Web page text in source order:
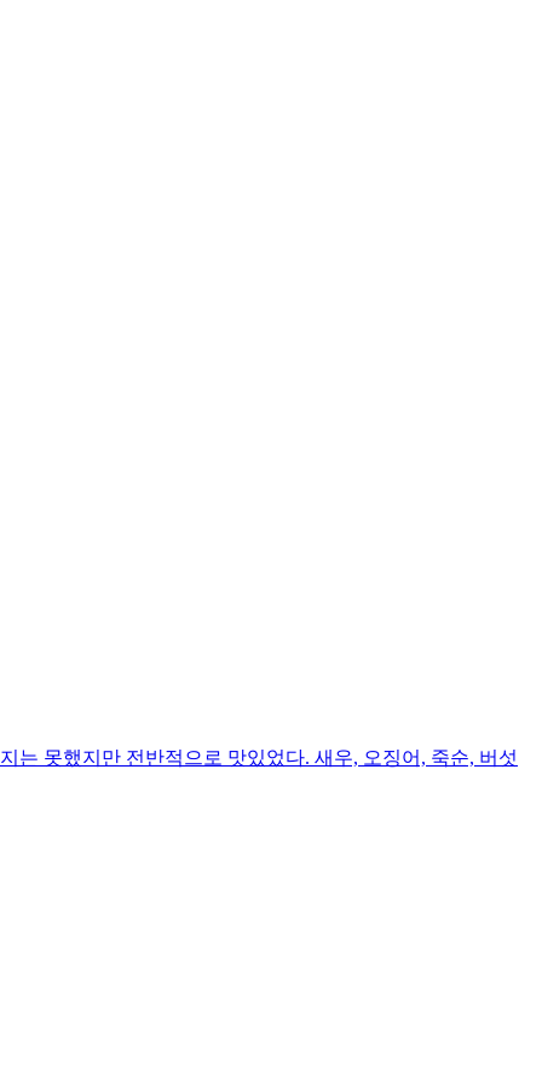
는 못했지만 전반적으로 맛있었다. 새우, 오징어, 죽순, 버섯